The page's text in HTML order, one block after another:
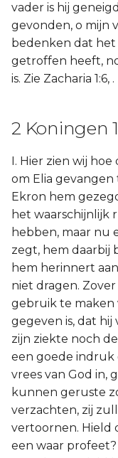
vader is hij
gevonden, o mijn
bedenken dat
getroffen heeft,
is. Zie Zacharia 1:6,
2 Koningen
I. Hier zien wij
om Elia
Ekron hem
het waarschijnlijk
hebben, maar nu
zegt, hem daarbij
hem herinnert
niet dragen.
gebruik te maken
gegeven is, dat
zijn ziekte noch
een goede indruk
vrees van God in,
kunnen geruste
verzachten, zij
vertoornen. Hield
een waar